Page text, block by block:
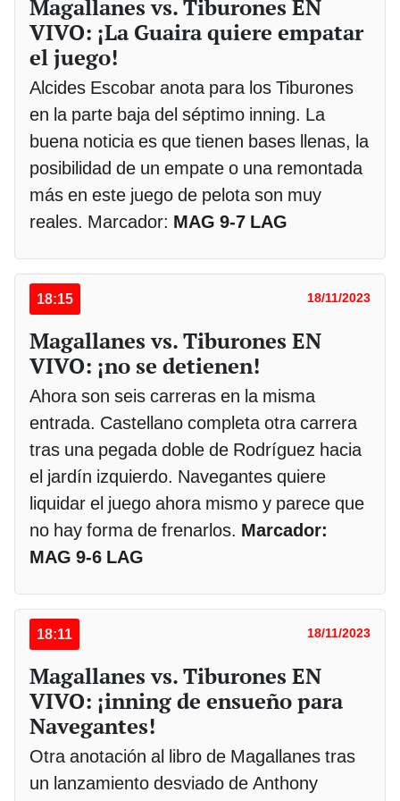
Magallanes vs. Tiburones EN
VIVO: ¡La Guaira quiere empatar
el juego!
Alcides Escobar anota para los Tiburones
en la parte baja del séptimo inning. La
buena noticia es que tienen bases llenas, la
posibilidad de un empate o una remontada
más en este juego de pelota son muy
reales. Marcador: MAG 9-7 LAG
18:15 18/11/2023
Magallanes vs. Tiburones EN
VIVO: ¡no se detienen!
Ahora son seis carreras en la misma
entrada. Castellano completa otra carrera
tras una pegada doble de Rodríguez hacia
el jardín izquierdo. Navegantes quiere
liquidar el juego ahora mismo y parece que
no hay forma de frenarlos. Marcador:
MAG 9-6 LAG
18:11 18/11/2023
Magallanes vs. Tiburones EN
VIVO: ¡inning de ensueño para
Navegantes!
Otra anotación al libro de Magallanes tras
un lanzamiento desviado de Anthony